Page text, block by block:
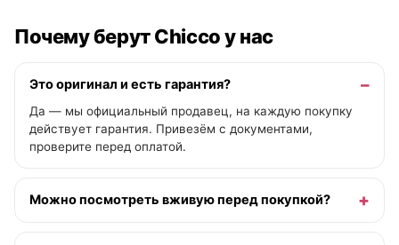
Почему берут Chicco у нас
Это оригинал и есть гарантия?
Да — мы официальный продавец, на каждую покупку
действует гарантия. Привезём с документами,
проверите перед оплатой.
Можно посмотреть вживую перед покупкой?